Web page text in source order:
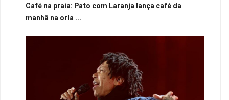
Café na praia: Pato com Laranja lança café da
manhã na orla ...